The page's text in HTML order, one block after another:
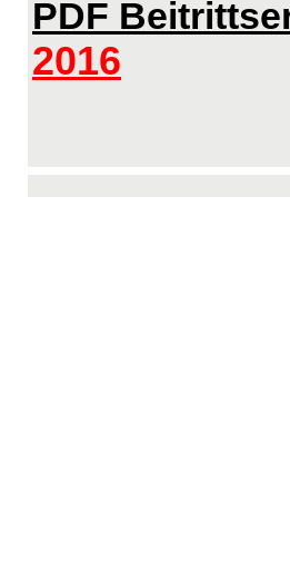
PDF
2016